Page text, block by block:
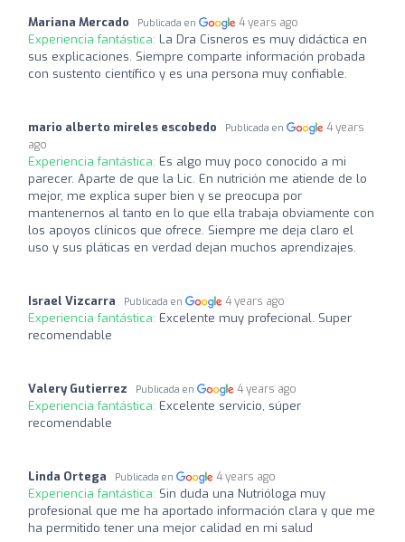
Mariana Mercado Publicada en 4 years ago
Experiencia fantástica: La Dra Cisneros es muy didáctica en
sus explicaciones. Siempre comparte información probada
con sustento científico y es una persona muy confiable.
mario alberto mireles escobedo Publicada en
4 years
ago
Experiencia fantástica: Es algo muy poco conocido a mi
parecer. Aparte de que la Lic. En nutrición me atiende de lo
mejor, me explica super bien y se preocupa por
mantenernos al tanto en lo que ella trabaja obviamente con
los apoyos clínicos que ofrece. Siempre me deja claro el
uso y sus pláticas en verdad dejan muchos aprendizajes.
Israel Vizcarra Publicada en 4 years ago
Experiencia fantástica: Excelente muy profecional. Super
recomendable
Valery Gutierrez Publicada en 4 years ago
Experiencia fantástica: Excelente servicio, súper
recomendable
Linda Ortega Publicada en 4 years ago
Experiencia fantástica: Sin duda una Nutrióloga muy
profesional que me ha aportado información clara y que me
ha permitido tener una mejor calidad en mi salud